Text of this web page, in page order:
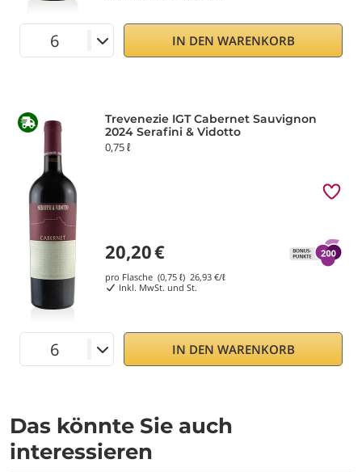
IN DEN WARENKORB
Trevenezie IGT Cabernet Sauvignon
2024 Serafini & Vidotto
0,75 ℓ
20,20€
pro Flasche (0,75 ℓ) 26,93 €/ℓ
Inkl. MwSt. und St.
IN DEN WARENKORB
Das könnte Sie auch
interessieren